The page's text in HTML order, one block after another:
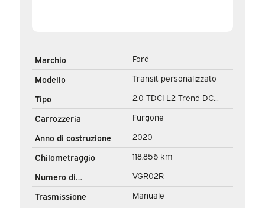
Marchio
Ford
Modello
Transit personalizzato
Tipo
2.0 TDCI L2 Trend DC
Doppia Cabina Seatverw./
Carplay/ 2.7t Towingverm./
Navi/ PDC/ Cruise
Carrozzeria
Furgone
Anno di costruzione
2020
Chilometraggio
118.856 km
Numero di
registrazione
VGR02R
Trasmissione
Manuale